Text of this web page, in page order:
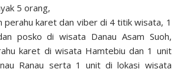
5 orang,
perahu karet dan viber di 4 titik wisata, 1
posko di wisata Danau Asam Suoh,
karet di wisata Hamtebiu dan 1 unit
Ranau serta 1 unit di lokasi wisata